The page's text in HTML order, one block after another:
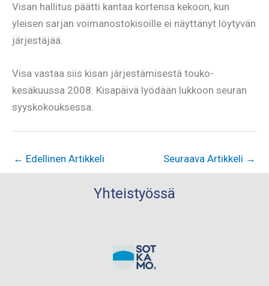
Visan hallitus päätti kantaa kortensa kekoon, kun
yleisen sarjan voimanostokisoille ei näyttänyt löytyvän
järjestäjää.
Visa vastaa siis kisan järjestämisestä touko-
kesäkuussa 2008. Kisapäivä lyödään lukkoon seuran
syyskokouksessa.
← Edellinen Artikkeli Seuraava Artikkeli →
Yhteistyössä